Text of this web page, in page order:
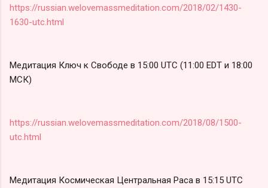
https://russian.welovemassmeditation.com/2018/02/1430-
1630-utc.html
Медитация Ключ к Свободе в 15:00 UTC (11:00 EDT и 18:00
МСК)
https://russian.welovemassmeditation.com/2018/08/1500-
utc.html
Медитация Космическая Центральная Раса в 15:15 UTC